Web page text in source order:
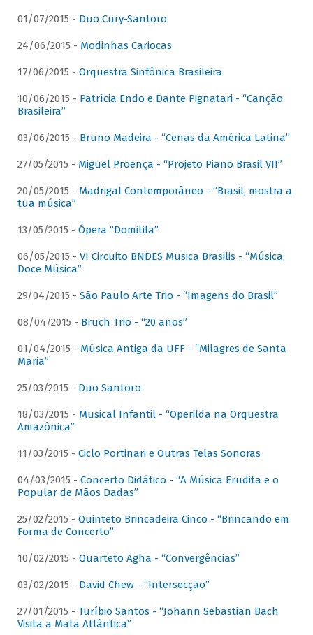
01/07/2015 - Duo Cury-Santoro
24/06/2015 - Modinhas Cariocas
17/06/2015 - Orquestra Sinfônica Brasileira
10/06/2015 - Patrícia Endo e Dante Pignatari - “Canção
Brasileira”
03/06/2015 - Bruno Madeira - “Cenas da América Latina”
27/05/2015 - Miguel Proença - “Projeto Piano Brasil VII”
20/05/2015 - Madrigal Contemporâneo - “Brasil, mostra a
tua música”
13/05/2015 - Ópera “Domitila”
06/05/2015 - VI Circuito BNDES Musica Brasilis - “Música,
Doce Música”
29/04/2015 - São Paulo Arte Trio - “Imagens do Brasil”
08/04/2015 - Bruch Trio - “20 anos”
01/04/2015 - Música Antiga da UFF - “Milagres de Santa
Maria”
25/03/2015 - Duo Santoro
18/03/2015 - Musical Infantil - “Operilda na Orquestra
Amazônica”
11/03/2015 - Ciclo Portinari e Outras Telas Sonoras
04/03/2015 - Concerto Didático - “A Música Erudita e o
Popular de Mãos Dadas”
25/02/2015 - Quinteto Brincadeira Cinco - “Brincando em
Forma de Concerto”
10/02/2015 - Quarteto Agha - “Convergências”
03/02/2015 - David Chew - “Intersecção”
27/01/2015 - Turíbio Santos - “Johann Sebastian Bach
Visita a Mata Atlântica”